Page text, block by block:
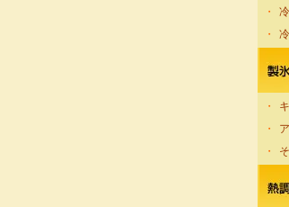
・
・
・
・
・